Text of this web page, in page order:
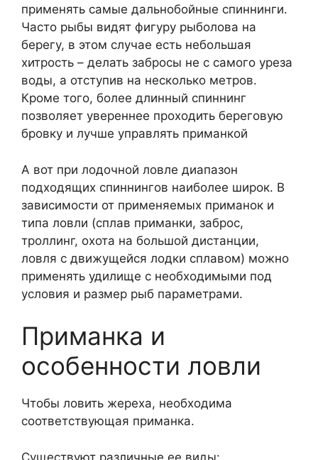
применять самые дальнобойные спиннинги.
Часто рыбы видят фигуру рыболова на
берегу, в этом случае есть небольшая
хитрость – делать забросы не с самого уреза
воды, а отступив на несколько метров.
Кроме того, более длинный спиннинг
позволяет увереннее проходить береговую
бровку и лучше управлять приманкой
А вот при лодочной ловле диапазон
подходящих спиннингов наиболее широк. В
зависимости от применяемых приманок и
типа ловли (сплав приманки, заброс,
троллинг, охота на большой дистанции,
ловля с движущейся лодки сплавом) можно
применять удилище с необходимыми под
условия и размер рыб параметрами.
Приманка и
особенности ловли
Чтобы ловить жереха, необходима
соответствующая приманка.
Существуют различные ее виды: